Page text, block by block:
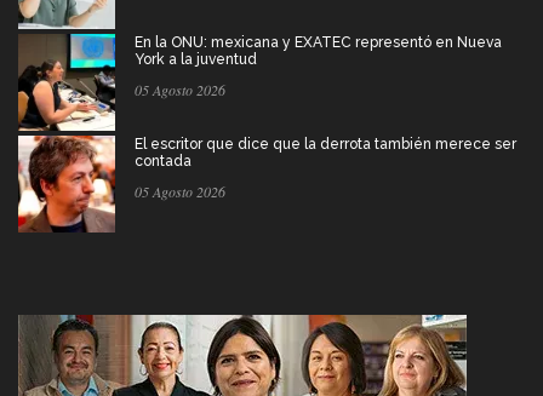
En la ONU: mexicana y EXATEC representó en Nueva
York a la juventud
05 Agosto 2026
El escritor que dice que la derrota también merece ser
contada
05 Agosto 2026